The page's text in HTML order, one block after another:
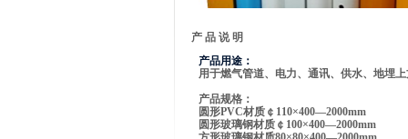
产 品 说 明
产品用途：
用于燃气管道、电力、通讯、供水、地埋
产品规格：
圆形PVC材质￠110×400—2000mm
圆形玻璃钢材质￠100×400—2000mm